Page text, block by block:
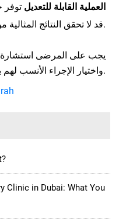
العملية القابلة للتعديل توفر
قد لا تحقق النتائج المثالية من حيث فقدان الوزن.
يجب على المرضى
واختيار الإجراء الأنسب لهم بناءً على احتياجاتهم الفردية.
Clinic in Dubai: What You